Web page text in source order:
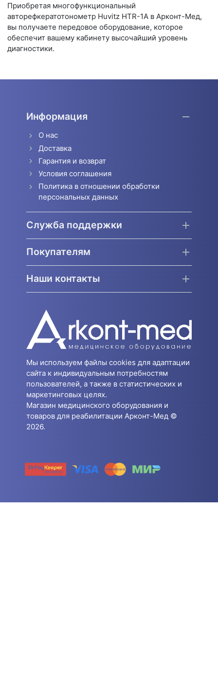
Приобретая многофункциональный
авторефкератотонометр Huvitz HTR-1A в Арконт-Мед,
вы получаете передовое оборудование, которое
обеспечит вашему кабинету высочайший уровень
диагностики.
Информация
О нас
Доставка
Гарантия и возврат
Условия соглашения
Политика в отношении обработки
персональных данных
Служба поддержки
Покупателям
Наши контакты
Мы используем файлы cookies для адаптации
сайта к индивидуальным потребностям
пользователей, а также в статистических и
маркетинговых целях.
Магазин медицинского оборудования и
товаров для реабилитации Арконт-Мед ©
2026.